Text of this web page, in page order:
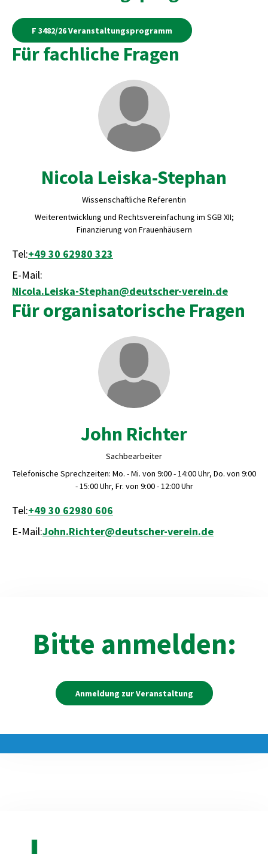
F 3482/26 Veranstaltungsprogramm
Für fachliche Fragen
Nicola Leiska-Stephan
Wissenschaftliche Referentin
Weiterentwicklung und Rechtsvereinfachung im SGB XII;
Finanzierung von Frauenhäusern
Tel:+49 30 62980 323
E-Mail:
Nicola.Leiska-Stephan@deutscher-verein.de
Für organisatorische Fragen
John Richter
Sachbearbeiter
Telefonische Sprechzeiten: Mo. - Mi. von 9:00 - 14:00 Uhr, Do. von 9:00
- 15:00 Uhr, Fr. von 9:00 - 12:00 Uhr
Tel:+49 30 62980 606
E-Mail:John.Richter@deutscher-verein.de
Bitte anmelden:
Anmeldung zur Veranstaltung